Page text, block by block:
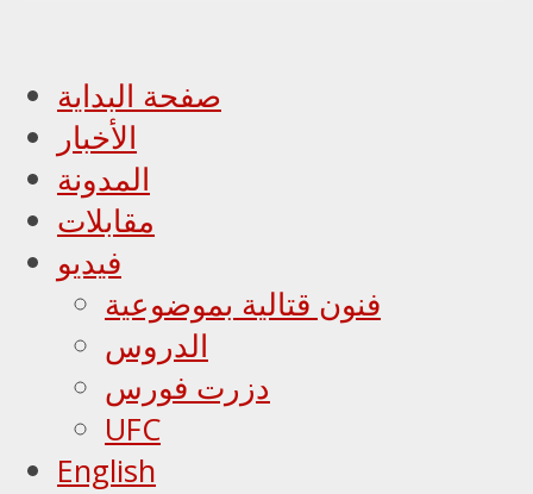
صفحة البداية
الأخبار
المدونة
مقابلات
فيديو
فنون قتالية بموضوعية
الدروس
دزرت فورس
UFC
English